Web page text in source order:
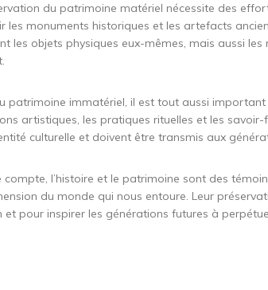
du patrimoine matériel nécessite des
les monuments historiques et les artefacts
les objets physiques eux-mêmes, mais aussi les
patrimoine immatériel, il est tout aussi
artistiques, les pratiques rituelles et les
culturelle et doivent être transmis aux
compte, l’histoire et le patrimoine sont des
du monde qui nous entoure. Leur
et pour inspirer les générations futures à